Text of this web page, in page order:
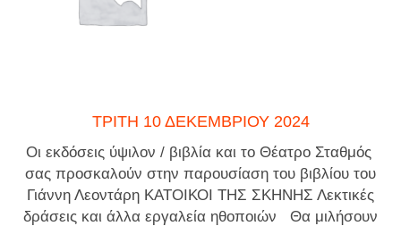
ΤΡΊΤΗ 10 ΔΕΚΕΜΒΡΊΟΥ 2024
Οι εκδόσεις ύψιλον / βιβλία και το Θέατρο Σταθμός
σας προσκαλούν στην παρουσίαση του βιβλίου του
Γιάννη Λεοντάρη ΚΑΤΟΙΚΟΙ ΤΗΣ ΣΚΗΝΗΣ Λεκτικές
δράσεις και άλλα εργαλεία ηθοποιών Θα μιλήσουν